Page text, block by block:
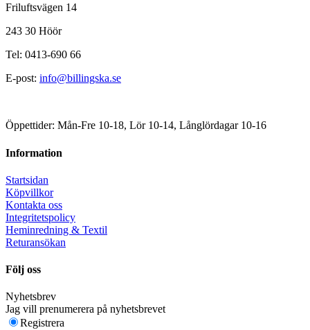
Friluftsvägen 14
243 30 Höör
Tel: 0413-690 66
E-post: info@billingska.se
Öppettider: Mån-Fre 10-18, Lör 10-14, Långlördagar 10-16
Information
Startsidan
Köpvillkor
Kontakta oss
Integritetspolicy
Heminredning & Textil
Returansökan
Följ oss
Nyhetsbrev
Jag vill prenumerera på nyhetsbrevet
Registrera